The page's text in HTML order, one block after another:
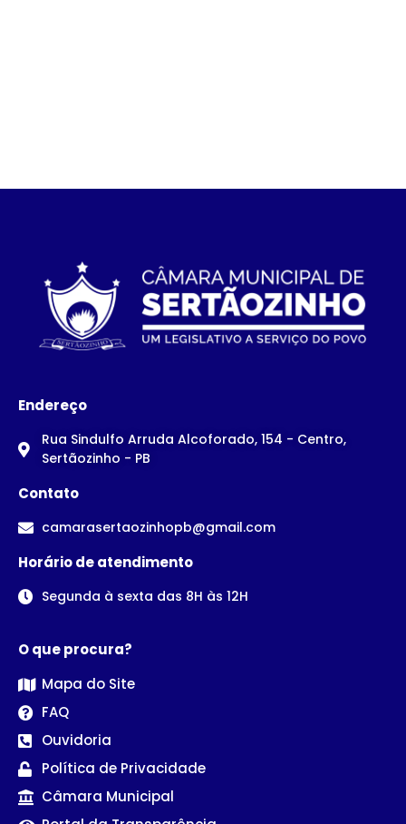
Endereço
Rua Sindulfo Arruda Alcoforado, 154 - Centro,
Sertãozinho - PB
Contato
camarasertaozinhopb@gmail.com
Horário de atendimento
Segunda à sexta das 8H às 12H
O que procura?
Mapa do Site
FAQ
Ouvidoria
Política de Privacidade
Câmara Municipal